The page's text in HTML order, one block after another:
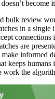
become
bulk review
in a single
connections
are
make informed
keeps
work the